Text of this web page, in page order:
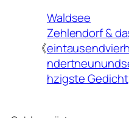
《
Waldsee
Zehlendorf &
hzigste Gedicht